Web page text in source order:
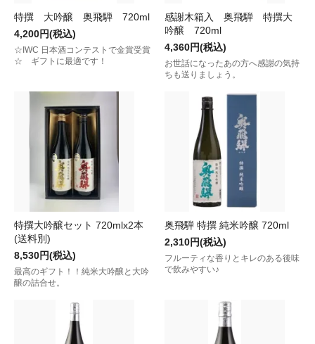
特撰 大吟醸 奥飛騨 720ml
4,200円(税込)
☆IWC 日本酒コンテストで金賞受賞
☆ ギフトに最適です！
感謝木箱入 奥飛騨 特撰大
吟醸 720ml
4,360円(税込)
お世話になったあの方へ感謝の気持
ちも送りましょう。
特撰大吟醸セット 720mlx2本
(送料別)
8,530円(税込)
最高のギフト！！純米大吟醸と大吟
醸の詰合せ。
奥飛騨 特撰 純米吟醸 720ml
2,310円(税込)
フルーティな香りとキレのある後味
で飲みやすい♪